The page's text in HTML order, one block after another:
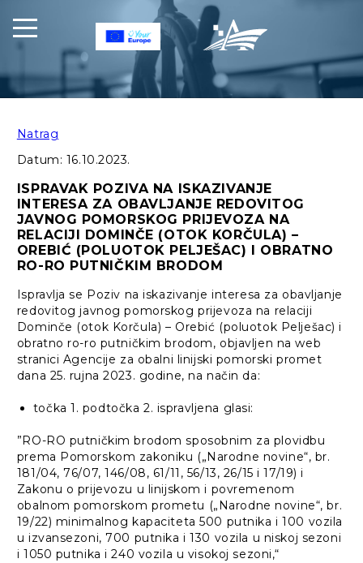
Natrag
Datum: 16.10.2023.
ISPRAVAK POZIVA NA ISKAZIVANJE
INTERESA ZA OBAVLJANJE REDOVITOG
JAVNOG POMORSKOG PRIJEVOZA NA
RELACIJI DOMINČE (OTOK KORČULA) –
OREBIĆ (POLUOTOK PELJEŠAC) I OBRATNO
RO-RO PUTNIČKIM BRODOM
Ispravlja se Poziv na iskazivanje interesa za obavljanje
redovitog javnog pomorskog prijevoza na relaciji
Dominče (otok Korčula) – Orebić (poluotok Pelješac) i
obratno ro-ro putničkim brodom, objavljen na web
stranici Agencije za obalni linijski pomorski promet
dana 25. rujna 2023. godine, na način da:
točka 1. podtočka 2. ispravljena glasi:
”RO-RO putničkim brodom sposobnim za plovidbu
prema Pomorskom zakoniku („Narodne novine“, br.
181/04, 76/07, 146/08, 61/11, 56/13, 26/15 i 17/19) i
Zakonu o prijevozu u linijskom i povremenom
obalnom pomorskom prometu („Narodne novine“, br.
19/22) minimalnog kapaciteta 500 putnika i 100 vozila
u izvansezoni, 700 putnika i 130 vozila u niskoj sezoni
i 1050 putnika i 240 vozila u visokoj sezoni,“